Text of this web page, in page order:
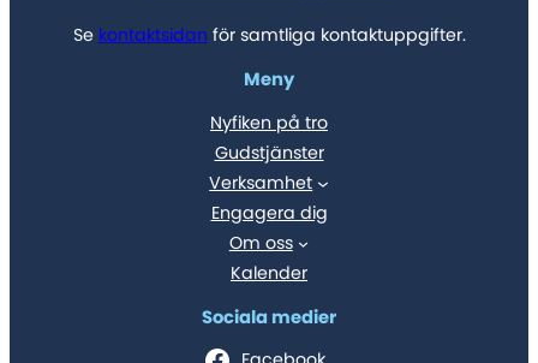
Se kontaktsidan för samtliga kontaktuppgifter.
Meny
Nyfiken på tro
Gudstjänster
Verksamhet
Engagera dig
Om oss
Kalender
Sociala medier